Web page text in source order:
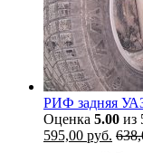
РИФ задняя
Оценка 5.00 из
595,00 руб.